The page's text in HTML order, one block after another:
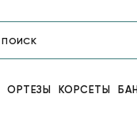
ОРТЕЗЫ КОРСЕТЫ